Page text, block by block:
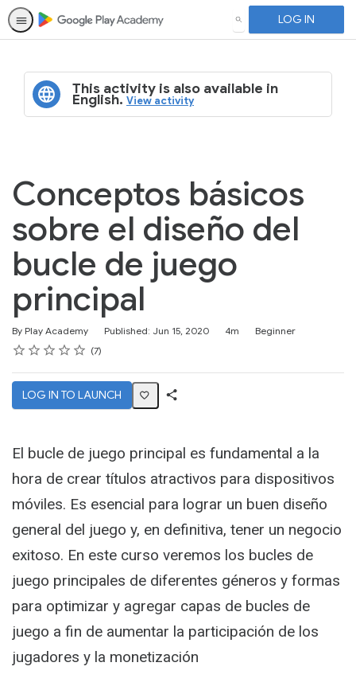
SEARCH LOG IN
This activity is also available in
English.View activity
Conceptos básicos
sobre el diseño del
bucle de juego
principal
By Play Academy Published: Jun 15, 2020
Duration 4m
Difficulty
Beginner
Rating
1 star
2 stars
3 stars
4 stars
5 stars
Average rating: 4.9 7
7 reviews
LOG IN TO LAUNCH
El bucle de juego principal es fundamental a la
hora de crear títulos atractivos para dispositivos
móviles. Es esencial para lograr un buen diseño
general del juego y, en definitiva, tener un negocio
exitoso. En este curso veremos los bucles de
juego principales de diferentes géneros y formas
para optimizar y agregar capas de bucles de
juego a fin de aumentar la participación de los
jugadores y la monetización